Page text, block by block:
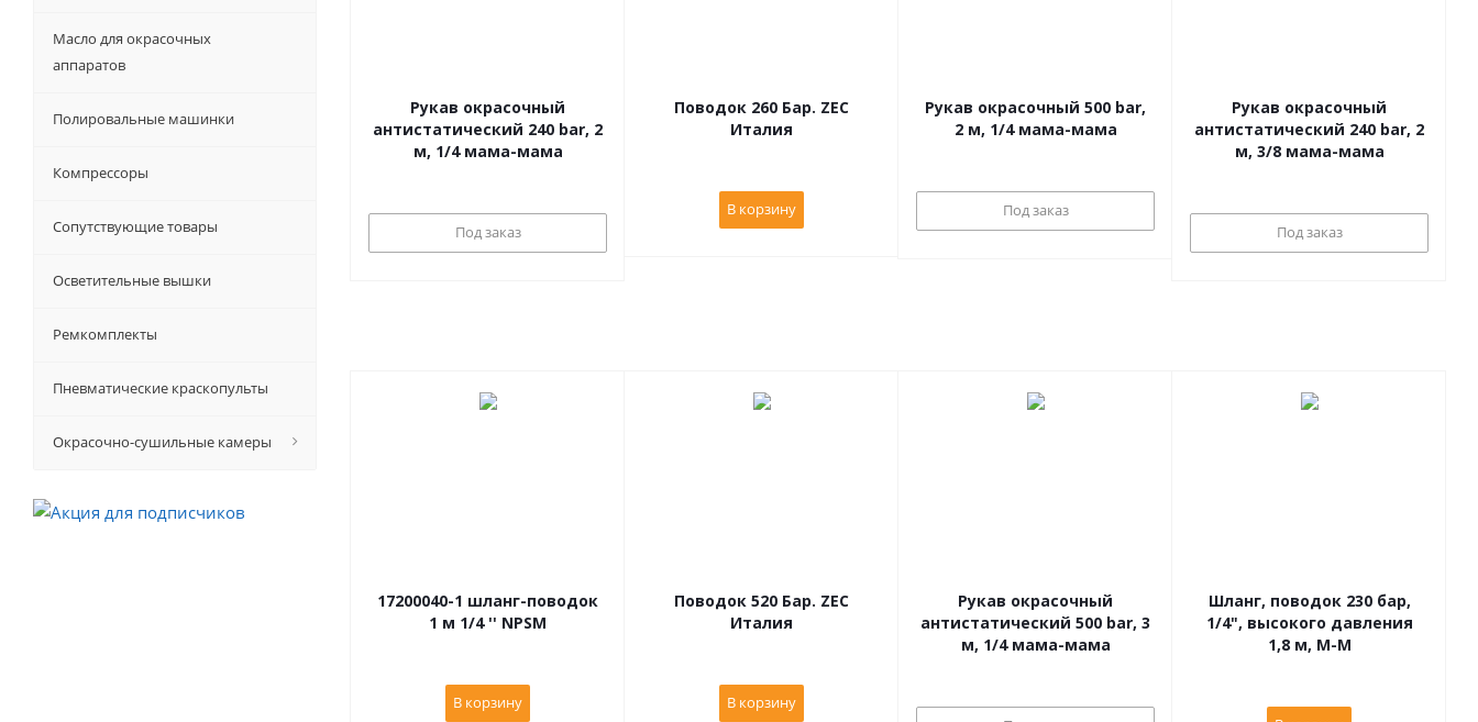
Рукав окрасочный
антистатический 240 bar, 2
м, 1/4 мама-мама
Под заказ
Поводок 260 Бар. ZEC
Италия
В корзину
Рукав окрасочный 500 bar,
2 м, 1/4 мама-мама
Под заказ
Рукав окрасочный
антистатический 240 bar, 2
м, 3/8 мама-мама
Под заказ
17200040-1 шланг-поводок
1 м 1/4 '' NPSM
В корзину
Поводок 520 Бар. ZEC
Италия
В корзину
Рукав окрасочный
антистатический 500 bar, 3
м, 1/4 мама-мама
Шланг, поводок 230 бар,
1/4", высокого давления
1,8 м, М-М
Масло для окрасочных
аппаратов
Полировальные машинки
Компрессоры
Сопутствующие товары
Осветительные вышки
Ремкомплекты
Пневматические краскопульты
Окрасочно-сушильные камеры